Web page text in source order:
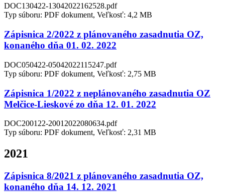
DOC130422-13042022162528.pdf
Typ súboru: PDF dokument, Veľkosť: 4,2 MB
Zápisnica 2/2022 z plánovaného zasadnutia OZ,
konaného dňa 01. 02. 2022
DOC050422-05042022115247.pdf
Typ súboru: PDF dokument, Veľkosť: 2,75 MB
Zápisnica 1/2022 z neplánovaného zasadnutia OZ
Melčice-Lieskové zo dňa 12. 01. 2022
DOC200122-20012022080634.pdf
Typ súboru: PDF dokument, Veľkosť: 2,31 MB
2021
Zápisnica 8/2021 z plánovaného zasadnutia OZ,
konaného dňa 14. 12. 2021